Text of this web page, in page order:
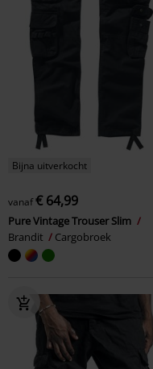
Bijna uitverkocht
vanaf€ 64,99
Pure Vintage Trouser Slim
Brandit
Cargobroek